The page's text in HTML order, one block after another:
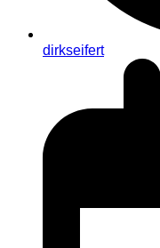
dirkseifert